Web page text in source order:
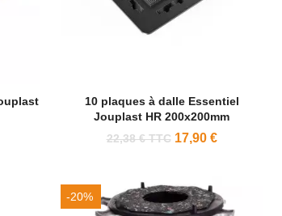
10 plaques à dalle Essentiel
Jouplast HR 200x200mm
22,38 € TTC 17,90 €
-20%